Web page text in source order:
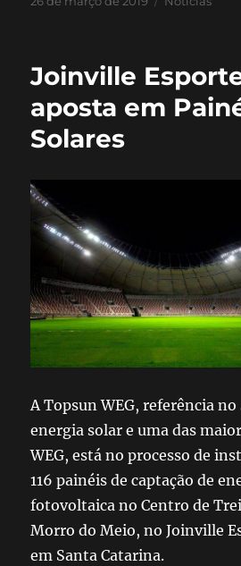
Joinville
aposta em
Solares
A Topsun WEG, referência
energia solar e uma das
WEG, está no processo de
116 painéis de captação de
fotovoltaica no Centro de
Morro do Meio, no Joinville
em Santa Catarina.